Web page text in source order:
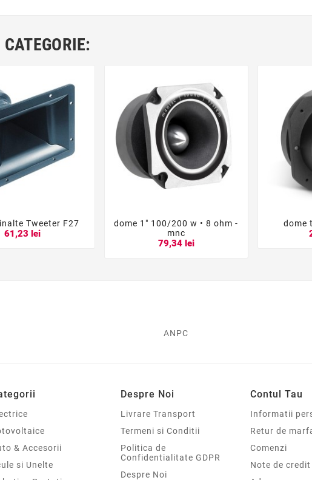

Tweeter F27
61,23 lei 
dome 1" 100/200 w • 8 ohm -
mnc
79,34 lei
dome
ANPC
& Accesorii
si Unelte
Despre Noi
Livrare Transport
Termeni si Conditii
Politica de
Confidentialitate GDPR
Despre Noi
Contul Tau
Informatii
Retur de
Comenzi
Note de credit